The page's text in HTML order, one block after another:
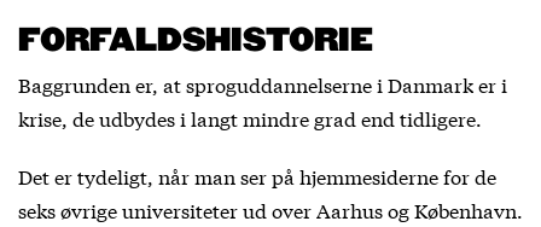
FORFALDSHISTORIE
Baggrunden er, at sproguddannelserne i Danmark er i
krise, de udbydes i langt mindre grad end tidligere.
Det er tydeligt, når man ser på hjemmesiderne for de
seks øvrige universiteter ud over Aarhus og København.